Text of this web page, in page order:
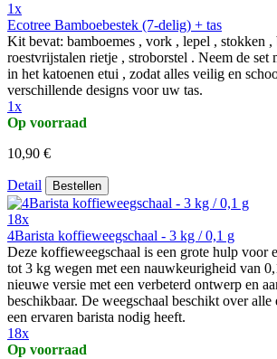
1x
Ecotree Bamboebestek (7-delig) + tas
Kit bevat: bamboemes , vork , lepel , stokken ,
roestvrijstalen rietje , stroborstel . Neem de set
in het katoenen etui , zodat alles veilig en
verschillende designs voor uw tas.
1x
Op voorraad
10,90 €
Detail Bestellen
18x
4Barista koffieweegschaal - 3 kg / 0,1 g
Deze koffieweegschaal is een grote hulp voor
tot 3 kg wegen met een nauwkeurigheid van
nieuwe versie met een verbeterd ontwerp en
beschikbaar. De weegschaal beschikt over alle
een ervaren barista nodig heeft.
18x
Op voorraad